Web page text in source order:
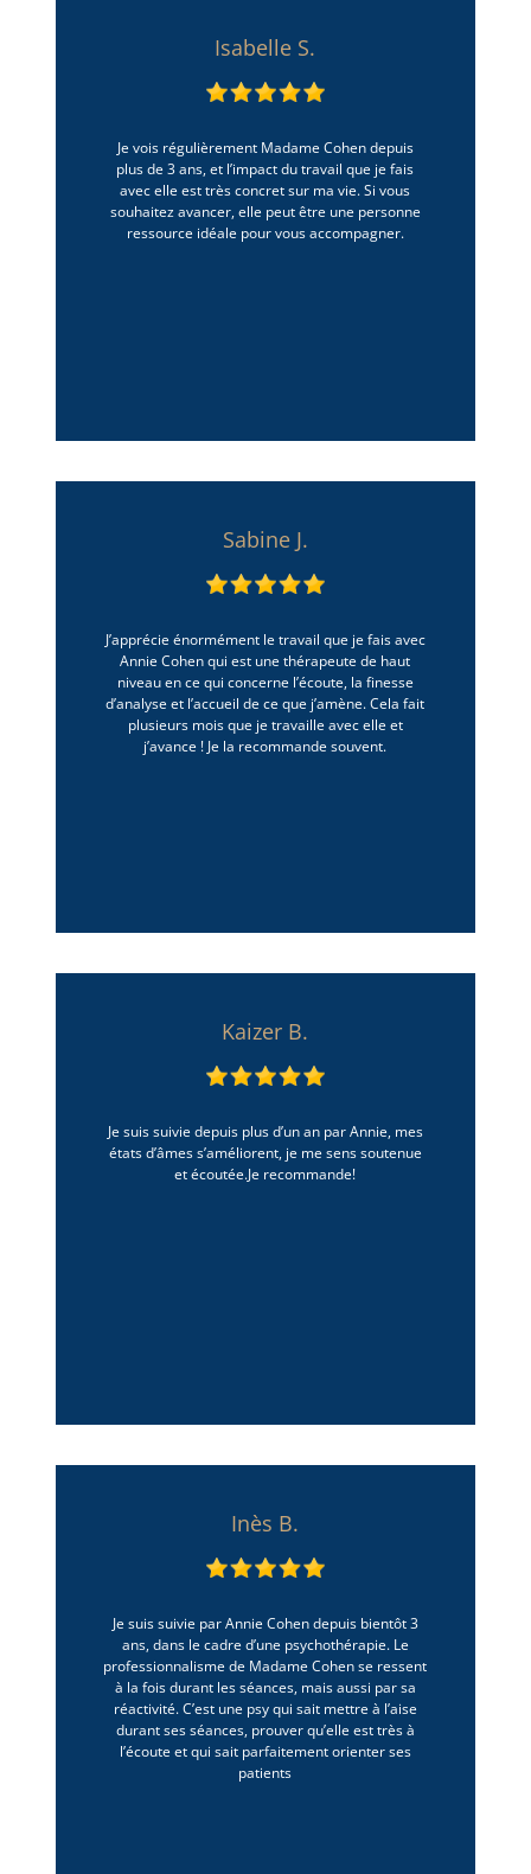
Isabelle S.
Je vois régulièrement Madame Cohen depuis
plus de 3 ans, et l’impact du travail que je fais
avec elle est très concret sur ma vie. Si vous
souhaitez avancer, elle peut être une personne
ressource idéale pour vous accompagner.
Sabine J.
J’apprécie énormément le travail que je fais avec
Annie Cohen qui est une thérapeute de haut
niveau en ce qui concerne l’écoute, la finesse
d’analyse et l’accueil de ce que j’amène. Cela fait
plusieurs mois que je travaille avec elle et
j’avance ! Je la recommande souvent.
Kaizer B.
Je suis suivie depuis plus d’un an par Annie, mes
états d’âmes s’améliorent, je me sens soutenue
et écoutée.Je recommande!
Inès B.
Je suis suivie par Annie Cohen depuis bientôt 3
ans, dans le cadre d’une psychothérapie. Le
professionnalisme de Madame Cohen se ressent
à la fois durant les séances, mais aussi par sa
réactivité. C’est une psy qui sait mettre à l’aise
durant ses séances, prouver qu’elle est très à
l’écoute et qui sait parfaitement orienter ses
patients